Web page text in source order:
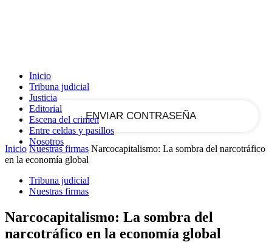
Inicio
Tribuna judicial
Justicia
Editorial
Escena del crimen
Entre celdas y pasillos
Nosotros
Inicio Nuestras firmas Narcocapitalismo: La sombra del narcotráfico
en la economía global
Tribuna judicial
Nuestras firmas
Narcocapitalismo: La sombra del
narcotráfico en la economía global